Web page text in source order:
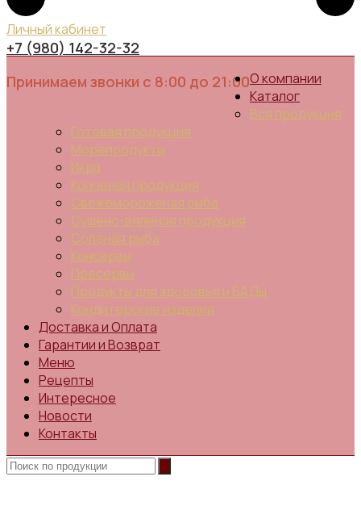
Личный кабинет
+7 (980) 142-32-32
Принимаем звонки с 8:00 до 21:00О компании
Каталог
Вся продукция
Готовая продукция
Морепродукты
Икра
Копченая продукция
Свежемороженая рыба
Сушено-вяленая продукция
Соленая рыба
Консервы
Пресервы
Продукты для здоровья и БАДы
Кондитерские изделия
Доставка и Оплата
Гарантии и Возврат
Меню
Рецепты
Интересное
Новости
Контакты